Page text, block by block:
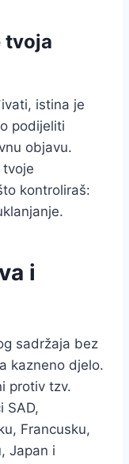
tvoja
istina je
podijeliti
objavu.
kontroliraš:
i
sadržaja bez
kazneno djelo.
protiv tzv.
SAD,
Francusku,
Japan i